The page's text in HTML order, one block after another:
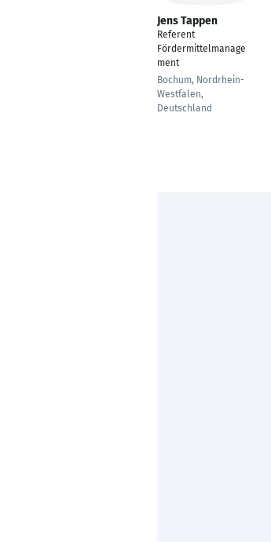
Jens Tappen
Referent
Fördermittelmanage
ment
Bochum, Nordrhein-
Westfalen,
Deutschland